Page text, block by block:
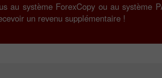
au système ForexCopy ou au système
un revenu supplémentaire !